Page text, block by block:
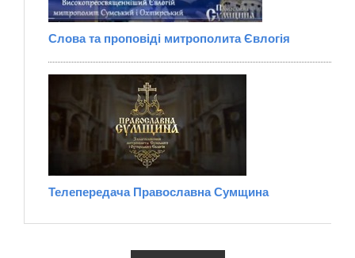
Слова та проповіді митрополита Євлогія
Телепередача Православна Сумщина